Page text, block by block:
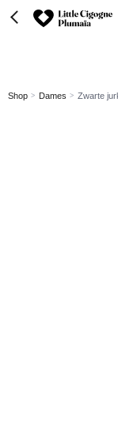
Shop Dames Zwarte